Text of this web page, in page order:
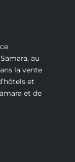
au
la vente
et
et de